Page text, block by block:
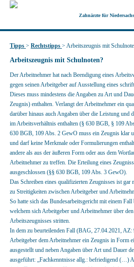
Zahnärzte für
Tipps > Rechtstipps > Arbeitszeugnis mit
Arbeitszeugnis mit Schulnoten?
Der Arbeitnehmer hat nach Beendigung eines
gegen seinen Arbeitgeber auf Ausstellung eines
Dieses muss mindestens die Angaben zu Art und
Zeugnis) enthalten. Verlangt der Arbeitnehmer ein
darüber hinaus auch Angaben über die Leistung und
im Arbeitsverhältnis enthalten (§ 630 BGB, § 109
630 BGB, 109 Abs. 2 GewO muss ein Zeugnis klar
und darf keine Merkmale oder Formulierungen
andere als aus der äußeren Form oder aus dem
Arbeitnehmer zu treffen. Die Erteilung eines
ausgeschlossen (§§ 630 BGB, 109 Abs. 3 GewO).
Das Schreiben eines qualifizierten Zeugnisses ist
zu Streitigkeiten zwischen Arbeitgeber und
So hatte sich das Bundesarbeitsgericht mit einem
welchem sich Arbeitgeber und Arbeitnehmer über
Arbeitszeugnisses stritten.
In dem zu beurteilenden Fall (BAG, 27.04.2021, AZ:
Arbeitgeber dem Arbeitnehmer ein Zeugnis in Form
ausgestellt und neben Angaben über Art und Dauer
ausgeführt: „Fachkenntnisse allg.: befriedigend (…)